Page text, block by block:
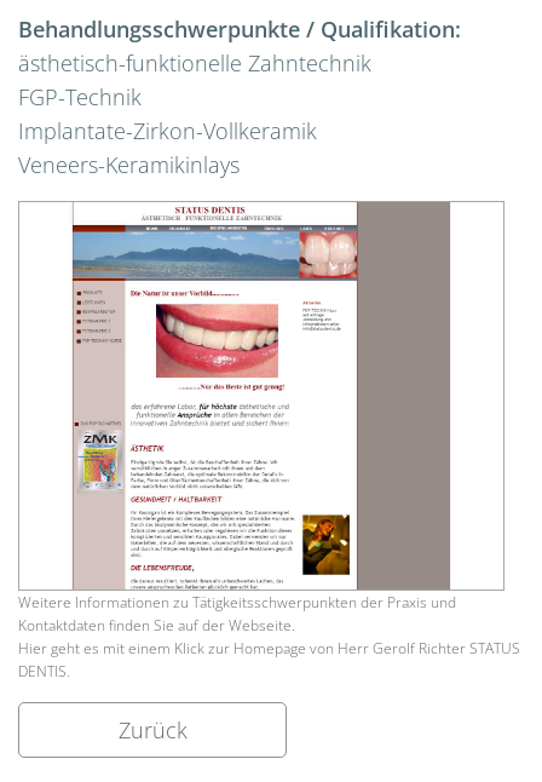
Behandlungsschwerpunkte / Qualifikation:
ästhetisch-funktionelle Zahntechnik
FGP-Technik
Implantate-Zirkon-Vollkeramik
Veneers-Keramikinlays
Weitere Informationen zu Tätigkeitsschwerpunkten der Praxis und
Kontaktdaten finden Sie auf der Webseite.
Hier geht es mit einem Klick zur Homepage von Herr Gerolf Richter STATUS
DENTIS.
Zurück